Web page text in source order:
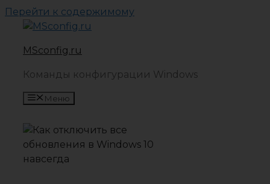
Перейти к содержимому
MSconfig.ru
Команды конфигурации Windows
Меню